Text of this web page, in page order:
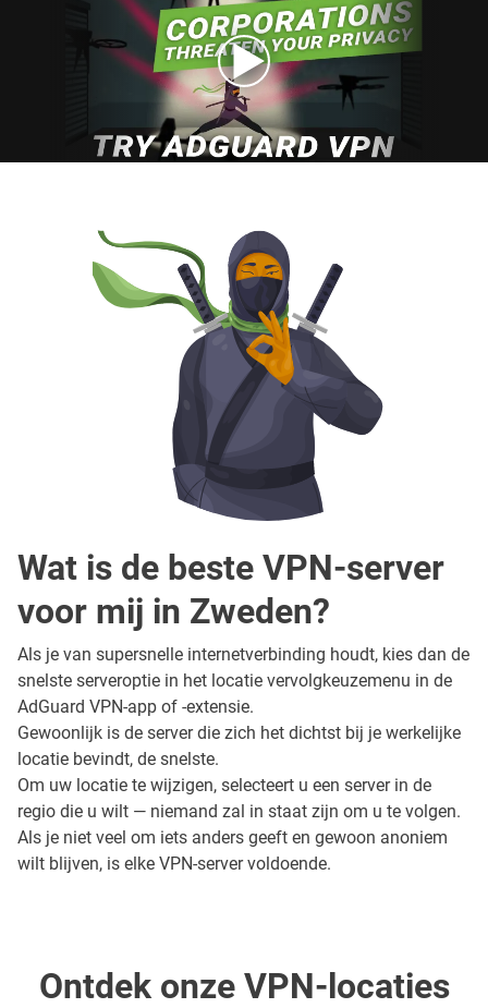
Wat is de beste VPN-server
voor mij in Zweden?
Als je van supersnelle internetverbinding houdt, kies dan de
snelste serveroptie in het locatie vervolgkeuzemenu in de
AdGuard VPN-app of -extensie.
Gewoonlijk is de server die zich het dichtst bij je werkelijke
locatie bevindt, de snelste.
Om uw locatie te wijzigen, selecteert u een server in de
regio die u wilt — niemand zal in staat zijn om u te volgen.
Als je niet veel om iets anders geeft en gewoon anoniem
wilt blijven, is elke VPN-server voldoende.
Ontdek onze VPN-locaties